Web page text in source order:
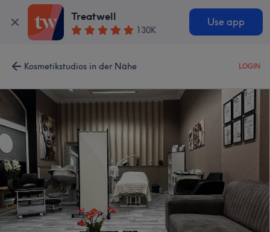
Treatwell
130K
Use app
Kosmetikstudios in der Nähe LOGIN